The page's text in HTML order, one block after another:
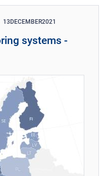
13 DECEMBER2021
systems -